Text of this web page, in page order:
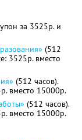
за 3525р. и
(512
3525р. вместо
(512 часов).
вместо 15000р.
(512 часов).
вместо 15000р.